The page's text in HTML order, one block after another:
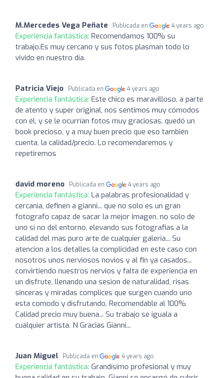
M.Mercedes Vega Peñate Publicada en 4 years ago
Experiencia fantástica: Recomendamos 100% su
trabajo.Es muy cercano y sus fotos plasman todo lo
vivido en nuestro día.
Patricia Viejo Publicada en 4 years ago
Experiencia fantástica: Este chico es maravilloso, a parte
de atento y super original, nos sentimos muy cómodos
con él, y se le ocurrían fotos muy graciosas, quedó un
book precioso, y a muy buen precio que eso también
cuenta, la calidad/precio. Lo recomendaremos y
repetiremos
david moreno Publicada en 4 years ago
Experiencia fantástica: La palabras profesionalidad y
cercania, definen a gianni... que no solo es un gran
fotografo capaz de sacar la mejor imagen, no solo de
uno si no del entorno, elevando sus fotografias a la
calidad del mas puro arte de cualquier galeria... Su
atencion a los detalles la complicidad en este caso con
nosotros unos nerviosos novios y al fin ya casados...
convirtiendo nuestros nervios y falta de experiencia en
un disfrute, llenando una sesion de naturalidad, risas
sinceras y miradas complices que surgen cuando uno
esta comodo y disfrutando. Recomendable al 100%
Calidad precio muy buena... Su trabajo se iguala a
cualquier artista. N Gracias Gianni...
Juan Miguel Publicada en 4 years ago
Experiencia fantástica: Grandísimo profesional y muy